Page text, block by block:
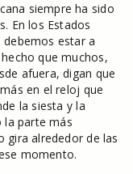
siempre ha sido
En los Estados
debemos estar a
que muchos,
afuera, digan que
en el reloj que
la siesta y la
la parte más
gira alrededor de las
momento.